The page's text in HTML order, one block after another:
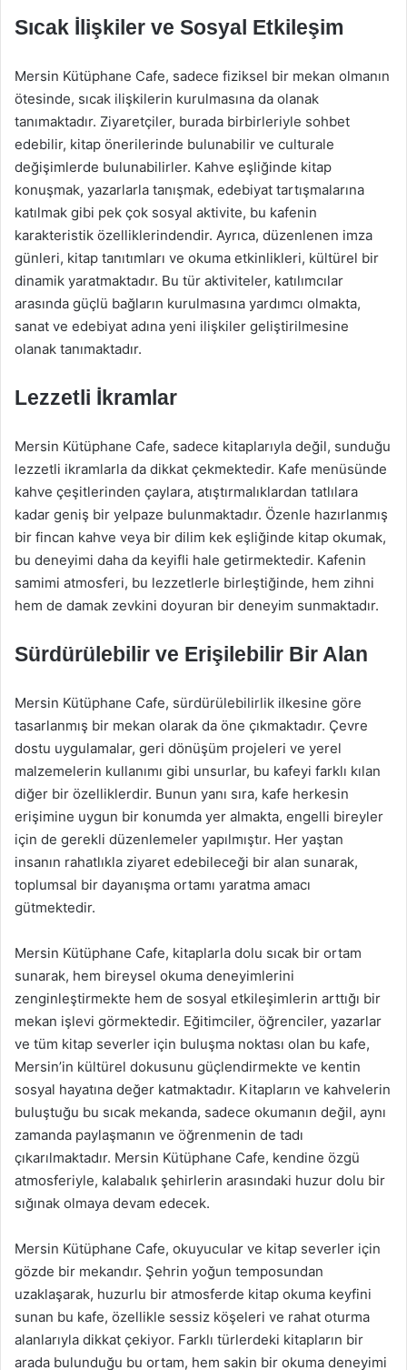
Sıcak İlişkiler ve Sosyal Etkileşim
Mersin Kütüphane Cafe, sadece fiziksel bir mekan olmanın
ötesinde, sıcak ilişkilerin kurulmasına da olanak
tanımaktadır. Ziyaretçiler, burada birbirleriyle sohbet
edebilir, kitap önerilerinde bulunabilir ve culturale
değişimlerde bulunabilirler. Kahve eşliğinde kitap
konuşmak, yazarlarla tanışmak, edebiyat tartışmalarına
katılmak gibi pek çok sosyal aktivite, bu kafenin
karakteristik özelliklerindendir. Ayrıca, düzenlenen imza
günleri, kitap tanıtımları ve okuma etkinlikleri, kültürel bir
dinamik yaratmaktadır. Bu tür aktiviteler, katılımcılar
arasında güçlü bağların kurulmasına yardımcı olmakta,
sanat ve edebiyat adına yeni ilişkiler geliştirilmesine
olanak tanımaktadır.
Lezzetli İkramlar
Mersin Kütüphane Cafe, sadece kitaplarıyla değil, sunduğu
lezzetli ikramlarla da dikkat çekmektedir. Kafe menüsünde
kahve çeşitlerinden çaylara, atıştırmalıklardan tatlılara
kadar geniş bir yelpaze bulunmaktadır. Özenle hazırlanmış
bir fincan kahve veya bir dilim kek eşliğinde kitap okumak,
bu deneyimi daha da keyifli hale getirmektedir. Kafenin
samimi atmosferi, bu lezzetlerle birleştiğinde, hem zihni
hem de damak zevkini doyuran bir deneyim sunmaktadır.
Sürdürülebilir ve Erişilebilir Bir Alan
Mersin Kütüphane Cafe, sürdürülebilirlik ilkesine göre
tasarlanmış bir mekan olarak da öne çıkmaktadır. Çevre
dostu uygulamalar, geri dönüşüm projeleri ve yerel
malzemelerin kullanımı gibi unsurlar, bu kafeyi farklı kılan
diğer bir özelliklerdir. Bunun yanı sıra, kafe herkesin
erişimine uygun bir konumda yer almakta, engelli bireyler
için de gerekli düzenlemeler yapılmıştır. Her yaştan
insanın rahatlıkla ziyaret edebileceği bir alan sunarak,
toplumsal bir dayanışma ortamı yaratma amacı
gütmektedir.
Mersin Kütüphane Cafe, kitaplarla dolu sıcak bir ortam
sunarak, hem bireysel okuma deneyimlerini
zenginleştirmekte hem de sosyal etkileşimlerin arttığı bir
mekan işlevi görmektedir. Eğitimciler, öğrenciler, yazarlar
ve tüm kitap severler için buluşma noktası olan bu kafe,
Mersin’in kültürel dokusunu güçlendirmekte ve kentin
sosyal hayatına değer katmaktadır. Kitapların ve kahvelerin
buluştuğu bu sıcak mekanda, sadece okumanın değil, aynı
zamanda paylaşmanın ve öğrenmenin de tadı
çıkarılmaktadır. Mersin Kütüphane Cafe, kendine özgü
atmosferiyle, kalabalık şehirlerin arasındaki huzur dolu bir
sığınak olmaya devam edecek.
Mersin Kütüphane Cafe, okuyucular ve kitap severler için
gözde bir mekandır. Şehrin yoğun temposundan
uzaklaşarak, huzurlu bir atmosferde kitap okuma keyfini
sunan bu kafe, özellikle sessiz köşeleri ve rahat oturma
alanlarıyla dikkat çekiyor. Farklı türlerdeki kitapların bir
arada bulunduğu bu ortam, hem sakin bir okuma deneyimi